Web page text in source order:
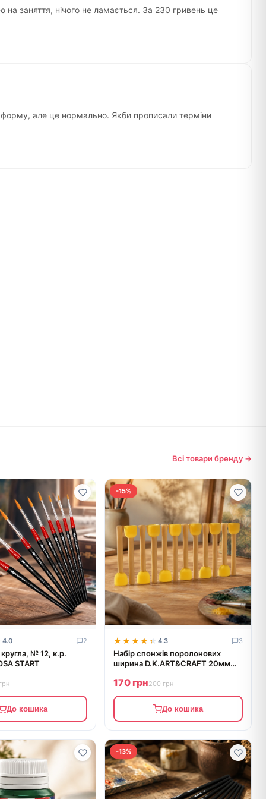
на заняття, нічого не ламається. За 230 гривень це
але це нормально. Якби прописали терміни
Всі товари бренду →
4.0 2
№ 12, к.р.
START
До кошика
-15%
★★★★★
★★★★★ 4.3 3
Набір спонжів поролонових
ширина D.K.ART&CRAFT 20мм
170 грн200 грн
До кошика
-13%